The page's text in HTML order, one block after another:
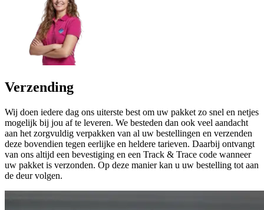
Verzending
Wij doen iedere dag ons uiterste best om uw pakket zo snel en netjes
mogelijk bij jou af te leveren. We besteden dan ook veel aandacht
aan het zorgvuldig verpakken van al uw bestellingen en verzenden
deze bovendien tegen eerlijke en heldere tarieven. Daarbij ontvangt
van ons altijd een bevestiging en een Track & Trace code wanneer
uw pakket is verzonden. Op deze manier kan u uw bestelling tot aan
de deur volgen.